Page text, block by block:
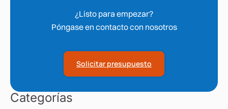
¿Listo para empezar?
Póngase en contacto con nosotros
Solicitar presupuesto
Categorías